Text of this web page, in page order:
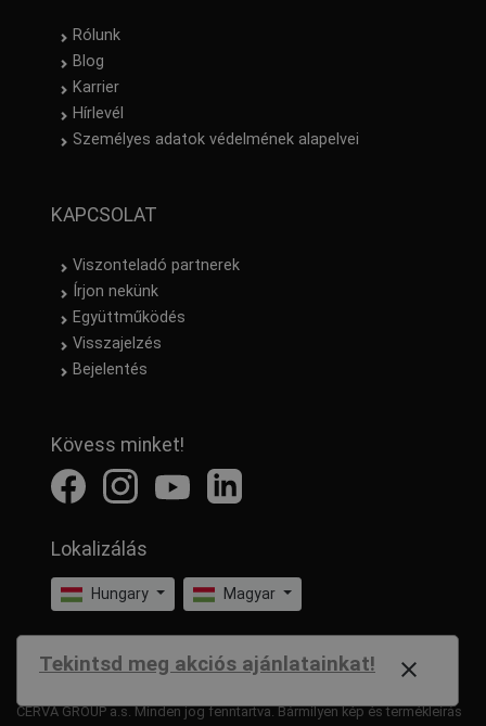
Tekintsd meg akciós ajánlatainkat! close
Rólunk
Blog
Karrier
Hírlevél
Személyes adatok védelmének alapelvei
KAPCSOLAT
Viszonteladó partnerek
Írjon nekünk
Együttműködés
Visszajelzés
Bejelentés
Kövess minket!
Lokalizálás
Hungary Magyar
CERVA GROUP a.s. Minden jog fenntartva. Bármilyen kép és termékleírás